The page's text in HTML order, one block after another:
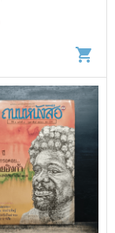
shopping_cart